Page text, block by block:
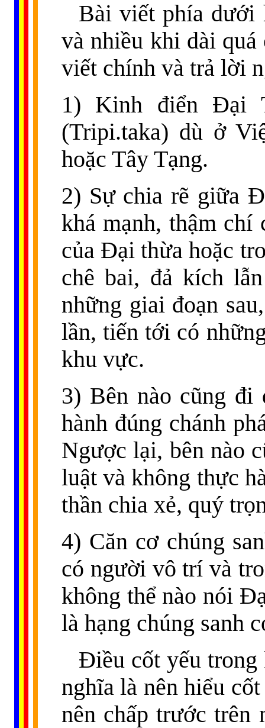
Bài viết phía dưới
và nhiều khi dài quá
viết chính và trả lời
1) Kinh điển Đại
(Tripi.taka) dù ở
hoặc Tây Tạng.
2) Sự chia rẽ giữa
khá mạnh, thậm
của Đại thừa hoặc
chê bai, đả kích
những giai đoạn
lần, tiến tới có
khu vực.
3) Bên nào cũng đi
hành đúng chánh
Ngược lại, bên nào
luật và không thực
thần chia xẻ, quý
4) Căn cơ chúng
có người vô trí và
không thể nào nói
là hạng chúng sanh
Điều cốt yếu trong
nghĩa là nên hiểu
nên chấp trước trên